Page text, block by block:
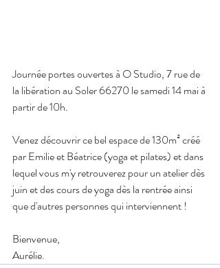
Journée portes ouvertes à O Studio, 7 rue de
la libération au Soler 66270 le samedi 14 mai à
partir de 10h.
Venez découvrir ce bel espace de 130m² créé
par Emilie et Béatrice (yoga et pilates) et dans
lequel vous m'y retrouverez pour un atelier dès
juin et des cours de yoga dès la rentrée ainsi
que d'autres personnes qui interviennent !
Bienvenue,
Aurélie.